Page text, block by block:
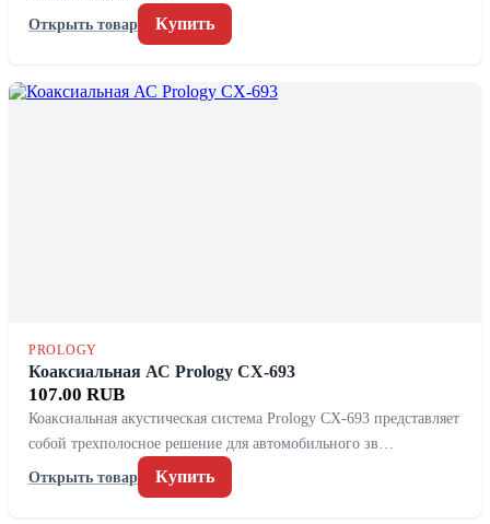
Открыть товар
Купить
PROLOGY
Коаксиальная АС Prology CX-693
107.00 RUB
Коаксиальная акустическая система Prology CX-693 представляет
собой трехполосное решение для автомобильного зв…
Открыть товар
Купить